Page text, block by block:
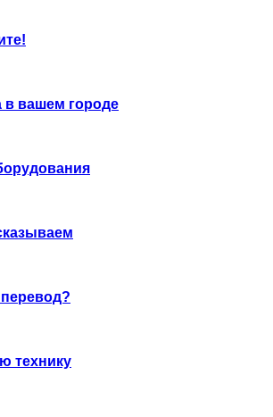
в вашем городе
технику